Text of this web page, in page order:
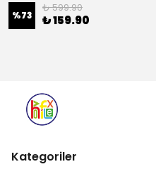
%73
₺ 599.90
₺ 159.90
Kategoriler